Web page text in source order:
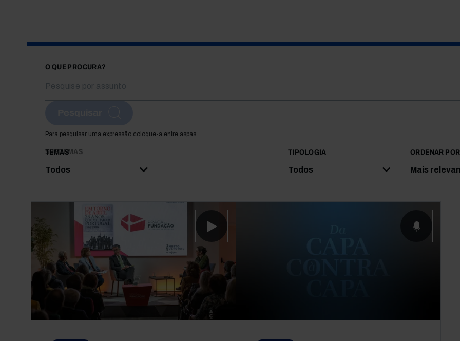
O QUE PROCURA?
Para pesquisar uma expressão coloque-a entre aspas
TEMAS
Todos
SUBTEMAS TIPOLOGIA
Todos
ORDENAR POR
Mais